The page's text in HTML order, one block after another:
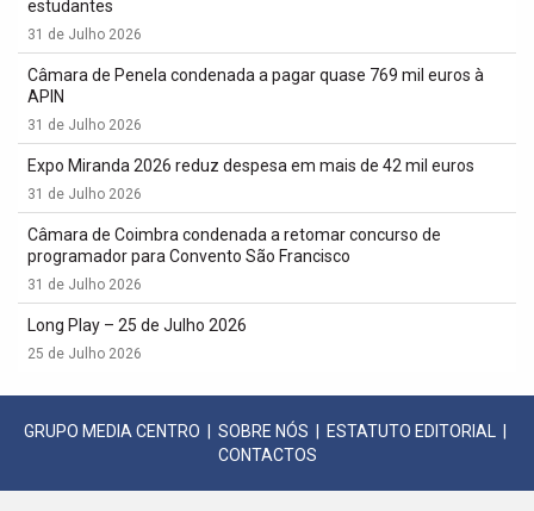
estudantes
31 de Julho 2026
Câmara de Penela condenada a pagar quase 769 mil euros à
APIN
31 de Julho 2026
Expo Miranda 2026 reduz despesa em mais de 42 mil euros
31 de Julho 2026
Câmara de Coimbra condenada a retomar concurso de
programador para Convento São Francisco
31 de Julho 2026
Long Play – 25 de Julho 2026
25 de Julho 2026
GRUPO MEDIA CENTRO SOBRE NÓS ESTATUTO EDITORIAL
CONTACTOS